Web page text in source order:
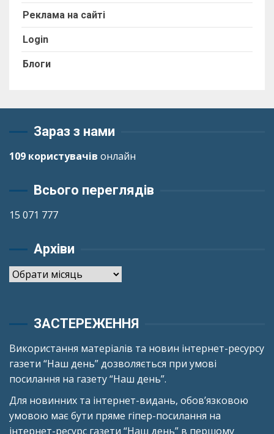
Реклама на сайті
Login
Блоги
Зараз з нами
109 користувачів онлайн
Всього переглядів
15 071 777
Архіви
Архіви
ЗАСТЕРЕЖЕННЯ
Використання матеріалів та новин інтернет-ресурсу
газети “Наш день” дозволяється при умові
посилання на газету “Наш день”.
Для новинних та інтернет-видань, обов’язковою
умовою має бути пряме гіпер-посилання на
інтернет-ресурс газети “Наш день” в першому